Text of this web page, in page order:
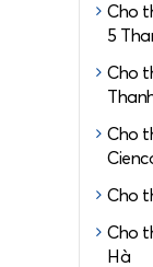
Cho
5
Cho
Cho
Cho
Cho
Hà